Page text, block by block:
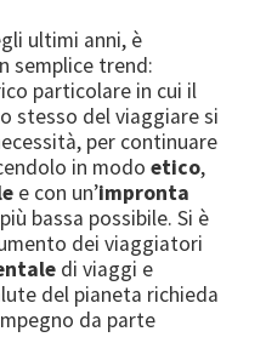
ultimi anni, è
semplice trend:
particolare in cui il
stesso del viaggiare si
per continuare
in modoetico,
e con un’impronta
bassa possibile. Si è
dei viaggiatori
di viaggi e
del pianeta richieda
da parte